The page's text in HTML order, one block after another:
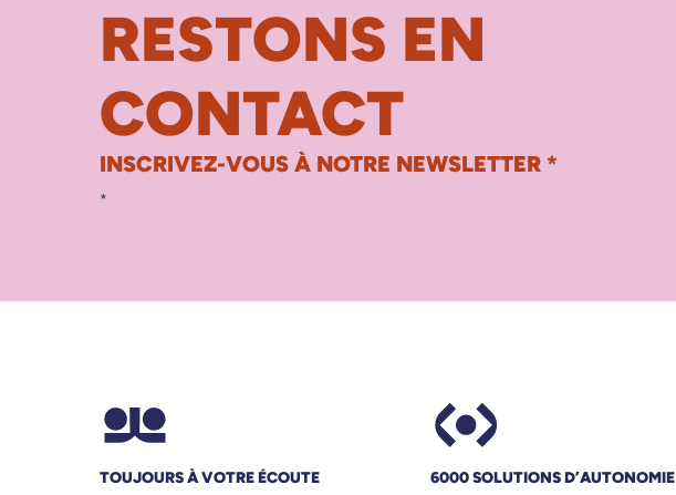
RESTONS EN
CONTACT
INSCRIVEZ-VOUS À NOTRE NEWSLETTER *
*
TOUJOURS À VOTRE ÉCOUTE 6000 SOLUTIONS D’AUTONOMIE